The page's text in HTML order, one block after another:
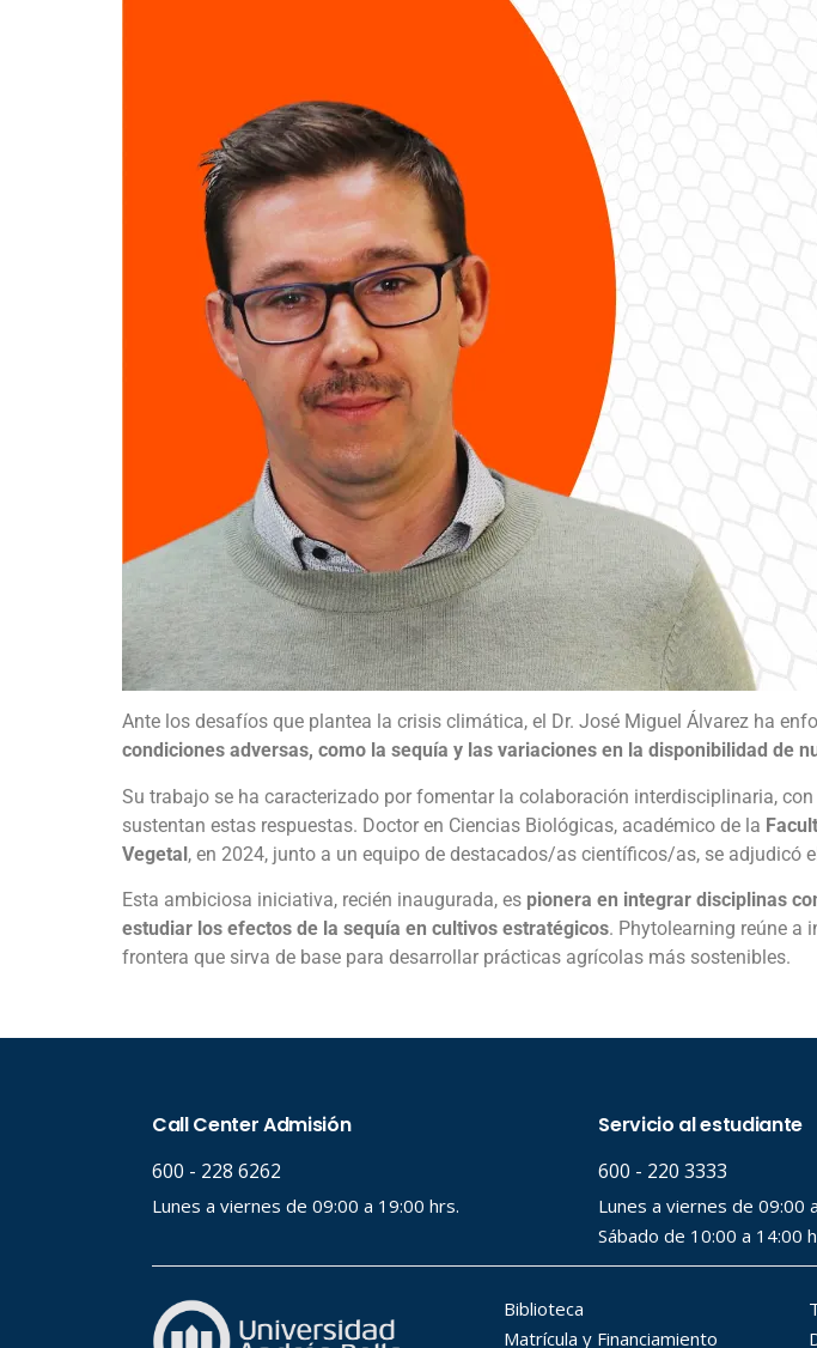
Ante los desafíos que plantea la crisis climática, el Dr. José Miguel Álvarez ha
condiciones adversas, como la sequía y las variaciones en la disponibilidad de
Su trabajo se ha caracterizado por fomentar la colaboración interdisciplinaria,
sustentan estas respuestas. Doctor en Ciencias Biológicas, académico de la
Vegetal, en 2024, junto a un equipo de destacados/as científicos/as, se adjudicó
Esta ambiciosa iniciativa, recién inaugurada, es pionera en integrar disciplinas
estudiar los efectos de la sequía en cultivos estratégicos. Phytolearning reúne a
frontera que sirva de base para desarrollar prácticas agrícolas más sostenibles.